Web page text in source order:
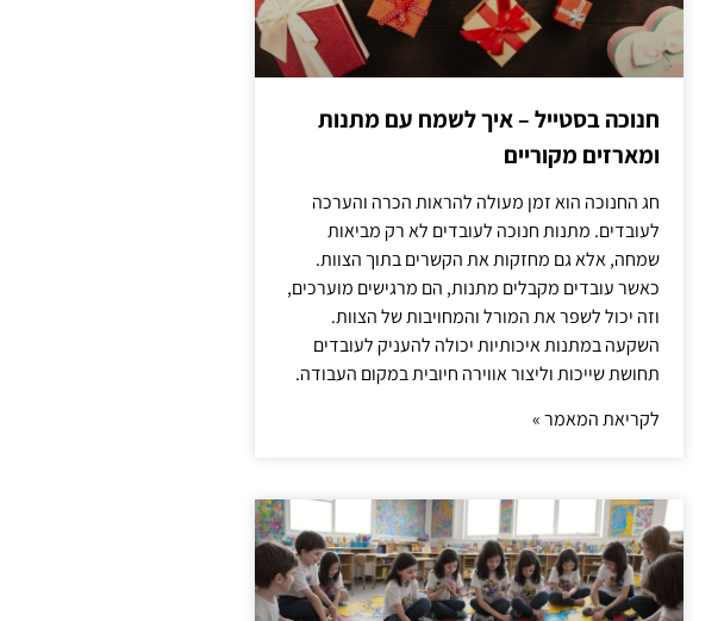
חנוכה בסטייל – איך לשמח עם מתנות
ומארזים מקוריים
חג החנוכה הוא זמן מעולה להראות הכרה והערכה
לעובדים. מתנות חנוכה לעובדים לא רק מביאות
שמחה, אלא גם מחזקות את הקשרים בתוך הצוות.
כאשר עובדים מקבלים מתנות, הם מרגישים מוערכים,
וזה יכול לשפר את המורל והמחויבות של הצוות.
השקעה במתנות איכותיות יכולה להעניק לעובדים
תחושת שייכות וליצור אווירה חיובית במקום העבודה.
לקריאת המאמר »